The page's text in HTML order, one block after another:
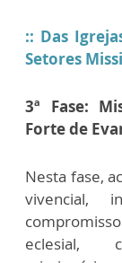
:: Das
Setores
3ª Fase:
Forte de
Nesta fase,
vivencial,
eclesial,